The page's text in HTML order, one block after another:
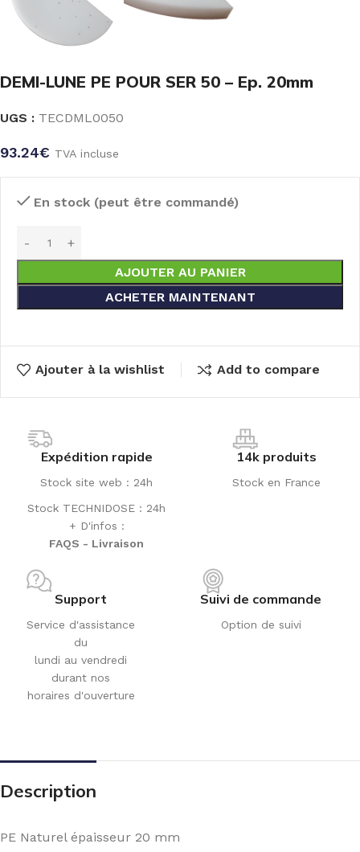
DEMI-LUNE PE POUR SER 50 – Ep. 20mm
UGS : TECDML0050
93.24€ TVA incluse
En stock (peut être commandé)
AJOUTER AU PANIER
ACHETER MAINTENANT
Ajouter à la wishlist Add to compare
Expédition rapide
Stock site web : 24h
Stock TECHNIDOSE : 24h
+ D'infos :
FAQS - Livraison
14k produits
Stock en France
Support
Service d'assistance
du
lundi au vendredi
durant nos
horaires d'ouverture
Suivi de commande
Option de suivi
Description
PE Naturel épaisseur 20 mm